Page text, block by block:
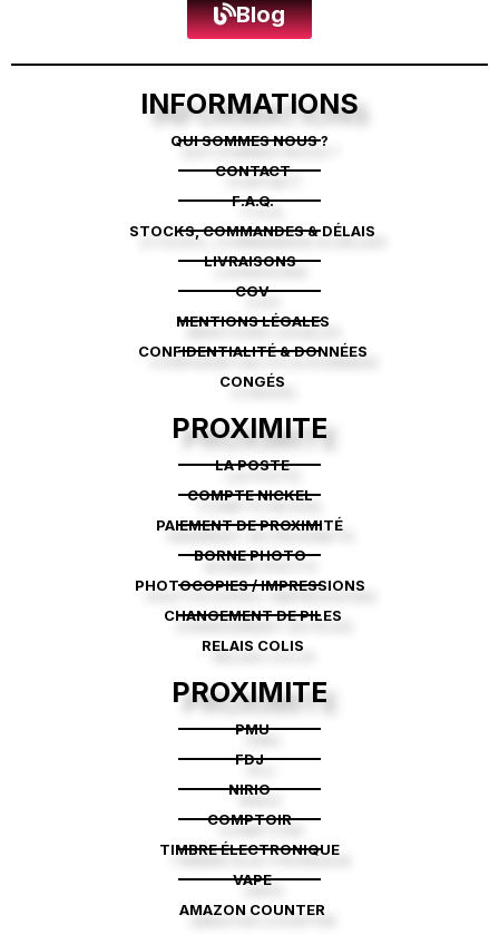
Blog
INFORMATIONS
QUI SOMMES NOUS ?
CONTACT
F.A.Q.
STOCKS, COMMANDES & DÉLAIS
LIVRAISONS
CGV
MENTIONS LÉGALES
CONFIDENTIALITÉ & DONNÉES
CONGÉS
PROXIMITE
LA POSTE
COMPTE NICKEL
PAIEMENT DE PROXIMITÉ
BORNE PHOTO
PHOTOCOPIES / IMPRESSIONS
CHANGEMENT DE PILES
RELAIS COLIS
PROXIMITE
PMU
FDJ
NIRIO
COMPTOIR
TIMBRE ÉLECTRONIQUE
VAPE
AMAZON COUNTER